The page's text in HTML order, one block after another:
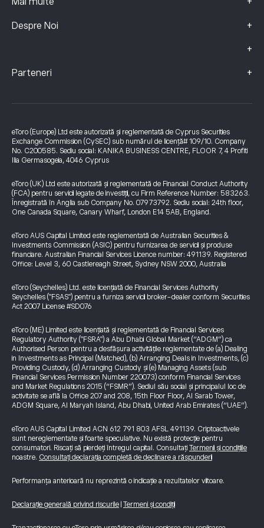
Despre Noi +
+
Parteneri +
eToro (Europe) Ltd este autorizată și reglementată de Cyprus Securities
Exchange Commission (CySEC) sub numărul de licență# 109/10. Company
No. C200585. Sediu social: KANIKA BUSINESS CENTRE, FLOOR 7, 4 Profiti
Ilia Germasogeia, 4046 Cyprus
eToro (UK) Ltd este autorizată și reglementată de Financial Conduct Authority
(FCA) pentru servicii legate de investiții, cu Firm Reference Number: 583263.
Înregistrată în Anglia sub Company No. 07973792. Sediu social: 24th floor,
One Canada Square, Canary Wharf, London E14 5AB, England.
eToro AUS Capital Limited este reglementată de Australian Securities &
Investments Commission (ASIC) pentru furnizarea de servicii și produse
financiare. Australian Financial Services Licence number: 491139. Registered
Office: Level 3, 60 Castlereagh Street, Sydney NSW 2000, Australia
eToro (Seychelles) Ltd. este licențiată de Financial Services Authority
Seychelles ("FSAS") pentru a furniza servicii broker-dealer conform Securities
Act 2007 License #SD076
eToro (ME) Limited este licențiată și reglementată de Financial Services
Regulatory Authority ("FSRA") a Abu Dhabi Global Market (“ADGM”) ca
Authorised Person pentru a desfășura activitățile reglementate de (a) Dealing
in Investments as Principal (Matched), (b) Arranging Deals in Investments, (c)
Providing Custody, (d) Arranging Custody și (e) Managing Assets (sub
Financial Services Permission Number 220073) conform Financial Services
and Market Regulations 2015 (“FSMR”). Sediul său social și principalul loc de
activitate se află la Office 207 and 208, 15th Floor Floor, Al Sarab Tower,
ADGM Square, Al Maryah Island, Abu Dhabi, United Arab Emirates (“UAE”).
eToro AUS Capital Limited ACN 612 791 803 AFSL 491139. Criptoactivele
sunt nereglementate și foarte speculative. Nu există protecție pentru
consumatori. Riscați să pierdeți întregul capital. Consultați Termenii și condițiile
noastre. Consultați declarația completă de declinare a răspunderii
Performanța anterioară nu reprezintă o indicație a rezultatelor viitoare.
Declarație generală privind riscurile Termeni și condiții